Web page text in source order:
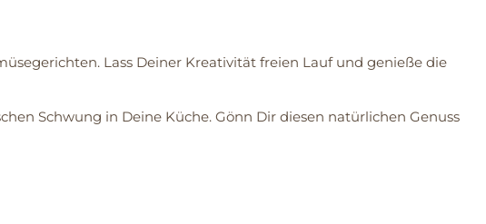
Lass Deiner Kreativität freien Lauf und genieße die
Schwung in Deine Küche. Gönn Dir diesen natürlichen Genuss